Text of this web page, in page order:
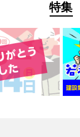
特集